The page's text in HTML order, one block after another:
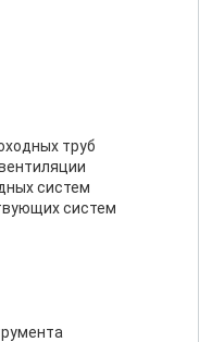
труб
систем
систем